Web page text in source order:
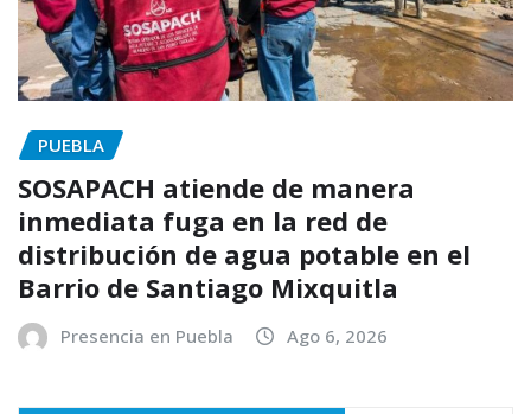
PUEBLA
SOSAPACH atiende de manera
inmediata fuga en la red de
distribución de agua potable en el
Barrio de Santiago Mixquitla
Presencia en Puebla Ago 6, 2026